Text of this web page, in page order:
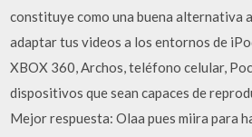
constituye como una buena alternativa
adaptar tus videos a los entornos de
XBOX 360, Archos, teléfono celular,
dispositivos que sean capaces de
Mejor respuesta: Olaa pues miira para